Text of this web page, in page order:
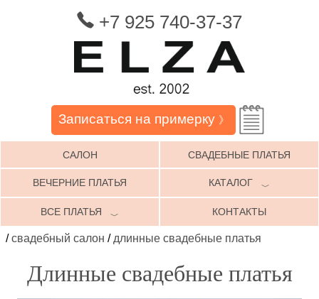
+7 925 740-37-37
Записаться на примерку 》
САЛОН СВАДЕБНЫЕ ПЛАТЬЯ
ВЕЧЕРНИЕ ПЛАТЬЯ КАТАЛОГ ﹀
ВСЕ ПЛАТЬЯ ﹀ КОНТАКТЫ
/свадебный салон / длинные свадебные платья
Длинные свадебные платья